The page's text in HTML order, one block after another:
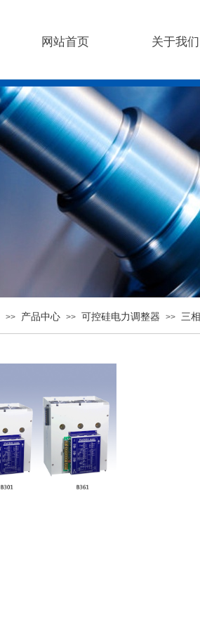
网站首页 关于我们
>> 产品中心 >> 可控硅电力调整器 >> 三相